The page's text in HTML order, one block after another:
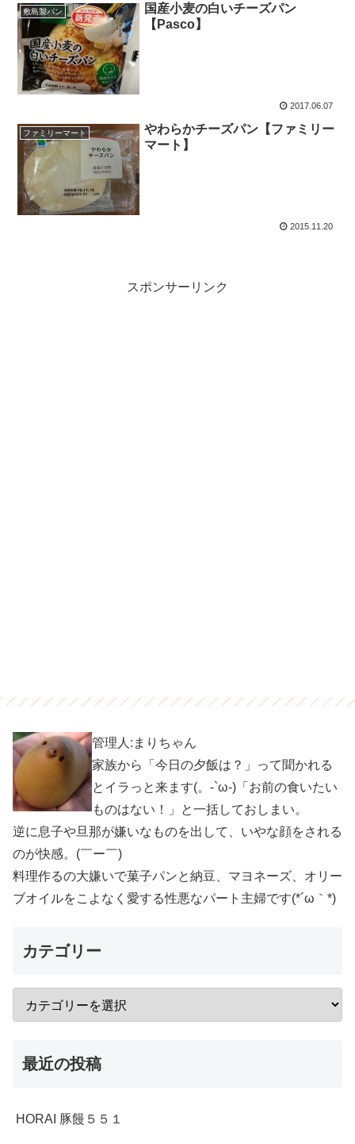
敷島製パン
国産小麦の白いチーズパン
【Pasco】
2017.06.07
ファミリーマート
やわらかチーズパン【ファミリー
マート】
2015.11.20
スポンサーリンク
管理人:まりちゃん
家族から「今日の夕飯は？」って聞かれる
とイラっと来ます(。-`ω-)「お前の食いたい
ものはない！」と一括しておしまい。
逆に息子や旦那が嫌いなものを出して、いやな顔をされる
のが快感。(￣ー￣)
料理作るの大嫌いで菓子パンと納豆、マヨネーズ、オリー
ブオイルをこよなく愛する性悪なパート主婦です(*´ω｀*)
カテゴリー
最近の投稿
HORAI 豚饅５５１